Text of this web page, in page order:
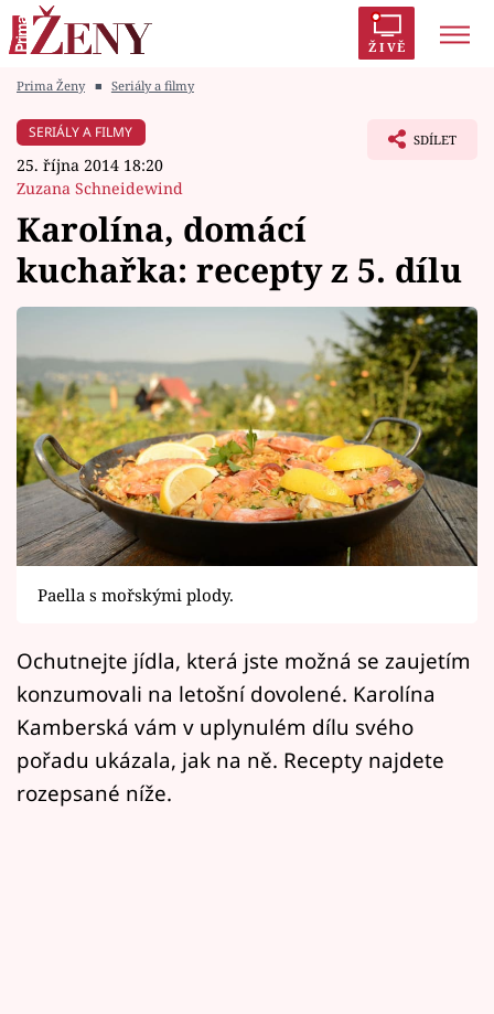
ŽIVĚ
Módní alarm
Témata
Vztahy
Seriály
Horoskopy
Sledujte prima+
Filmový festival Karlovy Vary
Pořady
Mámy sobě
Přihlášení
Prima Ženy ■ Seriály a filmy
SERIÁLY A FILMY
25. října 2014 18:20
Zuzana Schneidewind
SDÍLET
Karolína, domácí
kuchařka: recepty z 5. dílu
Paella s mořskými plody.
Ochutnejte jídla, která jste možná se zaujetím
konzumovali na letošní dovolené. Karolína
Kamberská vám v uplynulém dílu svého
pořadu ukázala, jak na ně. Recepty najdete
rozepsané níže.